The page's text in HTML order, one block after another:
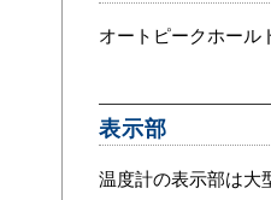
オートピークホール
表示部
温度計の表示部は大